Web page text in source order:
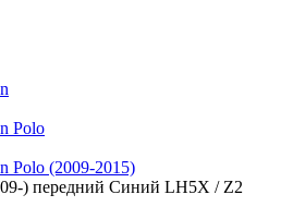
Polo
Polo (2009-2015)
) передний Синий LH5X / Z2